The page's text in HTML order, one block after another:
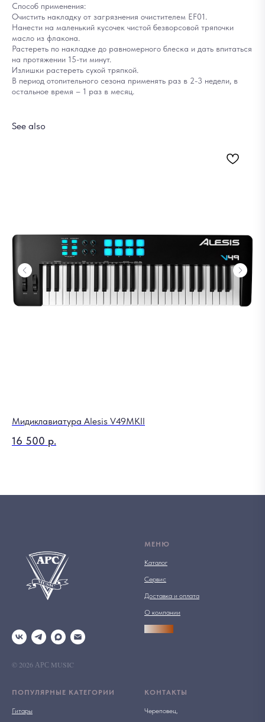
Способ применения:
Очистить накладку от загрязнения очистителем EF01.
Нанести на маленький кусочек чистой безворсовой тряпочки
масло из флакона.
Растереть по накладке до равномерного блеска и дать впитаться
на протяжении 15-ти минут.
Излишки растереть сухой тряпкой.
В период отопительного сезона применять раз в 2-3 недели, в
остальное время – 1 раз в месяц.
See also
Мидиклавиатура Alesis V49MKII
16 500 р.
© 2026 АРС MUSIC
МЕНЮ
Каталог
Сервис
Доставка и оплата
О компании
ПОПУЛЯРНЫЕ КАТЕГОРИИ
Гитары
КОНТАКТЫ
Череповец,